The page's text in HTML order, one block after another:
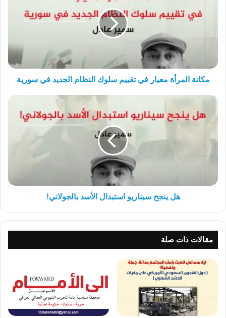
في
سورية
مكانة المرأة معيار في تقييم سلوك النظام الجديد في سورية
هل
سيناريو
الأسد
هل ينجح سيناريو استبدال الأسد بالجولاني!
مقالات ذات صلة